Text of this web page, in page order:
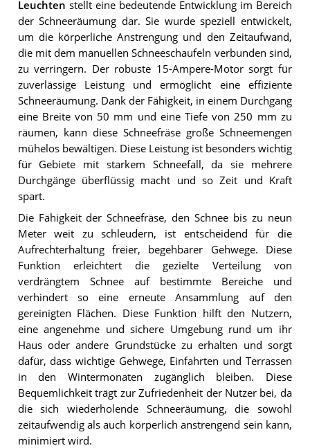
Leuchten stellt eine bedeutende Entwicklung im Bereich
der Schneeräumung dar. Sie wurde speziell entwickelt,
um die körperliche Anstrengung und den Zeitaufwand,
die mit dem manuellen Schneeschaufeln verbunden sind,
zu verringern. Der robuste 15-Ampere-Motor sorgt für
zuverlässige Leistung und ermöglicht eine effiziente
Schneeräumung. Dank der Fähigkeit, in einem Durchgang
eine Breite von 50 mm und eine Tiefe von 250 mm zu
räumen, kann diese Schneefräse große Schneemengen
mühelos bewältigen. Diese Leistung ist besonders wichtig
für Gebiete mit starkem Schneefall, da sie mehrere
Durchgänge überflüssig macht und so Zeit und Kraft
spart.
Die Fähigkeit der Schneefräse, den Schnee bis zu neun
Meter weit zu schleudern, ist entscheidend für die
Aufrechterhaltung freier, begehbarer Gehwege. Diese
Funktion erleichtert die gezielte Verteilung von
verdrängtem Schnee auf bestimmte Bereiche und
verhindert so eine erneute Ansammlung auf den
gereinigten Flächen. Diese Funktion hilft den Nutzern,
eine angenehme und sichere Umgebung rund um ihr
Haus oder andere Grundstücke zu erhalten und sorgt
dafür, dass wichtige Gehwege, Einfahrten und Terrassen
in den Wintermonaten zugänglich bleiben. Diese
Bequemlichkeit trägt zur Zufriedenheit der Nutzer bei, da
die sich wiederholende Schneeräumung, die sowohl
zeitaufwendig als auch körperlich anstrengend sein kann,
minimiert wird.